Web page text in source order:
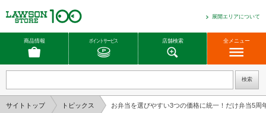
展開エリアについて
商品情報 ポイントサービス 店舗検索 全メニュー
サイトトップ トピックス お弁当を選びやすい3つの価格に統一！だけ弁当5